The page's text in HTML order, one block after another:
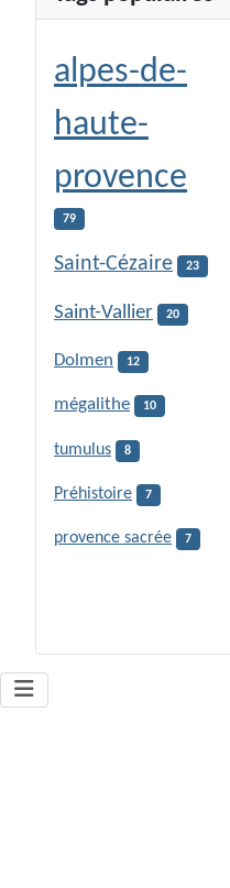
alpes-de-
haute-
provence
79
Saint-Cézaire 23
Saint-Vallier 20
Dolmen 12
mégalithe 10
tumulus 8
Préhistoire 7
provence sacrée 7